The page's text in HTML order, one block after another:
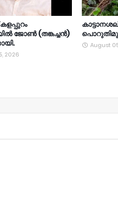
ജോൺ (തങ്കച്ചൻ)
2026
August